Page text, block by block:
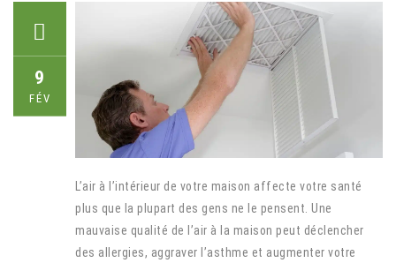
9
FÉV
L’air à l’intérieur de votre maison affecte votre santé
plus que la plupart des gens ne le pensent. Une
mauvaise qualité de l’air à la maison peut déclencher
des allergies, aggraver l’asthme et augmenter votre